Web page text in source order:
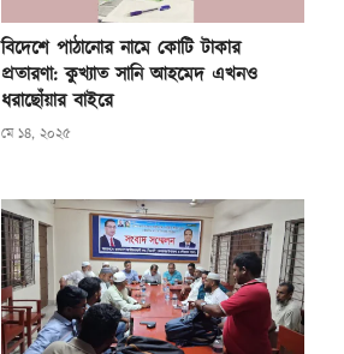
বিদেশে পাঠানোর নামে কোটি টাকার
প্রতারণা: কুখ্যাত সানি আহমেদ এখনও
ধরাছোঁয়ার বাইরে
মে ১৪, ২০২৫